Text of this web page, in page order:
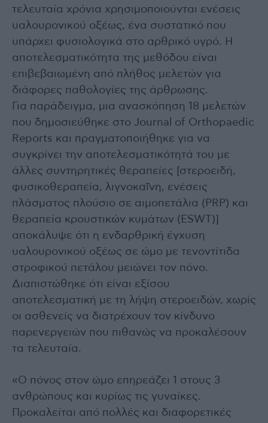
τελευταία χρόνια χρησιμοποιούνται ενέσεις
υαλουρονικού οξέως, ένα συστατικό που
υπάρχει φυσιολογικά στο αρθρικό υγρό. Η
αποτελεσματικότητα της μεθόδου είναι
επιβεβαιωμένη από πλήθος μελετών για
διάφορες παθολογίες της άρθρωσης.
Για παράδειγμα, μια ανασκόπηση 18 μελετών
που δημοσιεύθηκε στο Journal of Orthopaedic
Reports και πραγματοποιήθηκε για να
συγκρίνει την αποτελεσματικότητά του με
άλλες συντηρητικές θεραπείες [στεροειδή,
φυσικοθεραπεία, λιγνοκαΐνη, ενέσεις
πλάσματος πλούσιο σε αιμοπετάλια (PRP) και
θεραπεία κρουστικών κυμάτων (ESWT)]
αποκάλυψε ότι η ενδαρθρική έγχυση
υαλουρονικού οξέως σε ώμο με τενοντίτιδα
στροφικού πετάλου μειώνει τον πόνο.
Διαπιστώθηκε ότι είναι εξίσου
αποτελεσματική με τη λήψη στεροειδών, χωρίς
οι ασθενείς να διατρέχουν τον κίνδυνο
παρενεργειών που πιθανώς να προκαλέσουν
τα τελευταία.
«Ο πόνος στον ώμο επηρεάζει 1 στους 3
ανθρώπους και κυρίως τις γυναίκες.
Προκαλείται από πολλές και διαφορετικές